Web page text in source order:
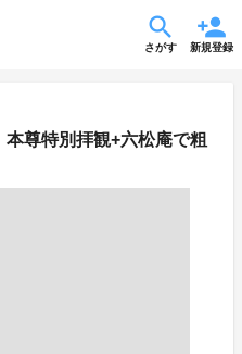
さがす 新規登録
尊特別拝観+六松庵で粗